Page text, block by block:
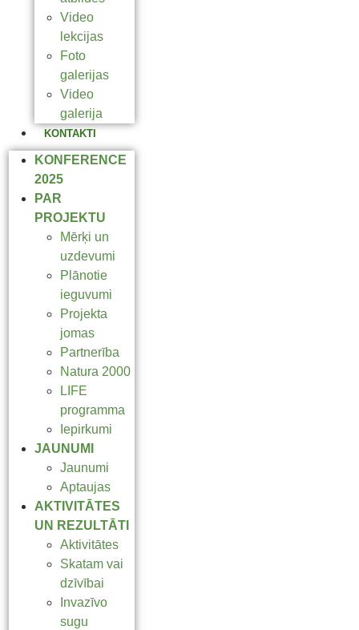
Video
lekcijas
Foto
galerijas
Video
galerija
KONTAKTI
KONFERENCE
2025
PAR
PROJEKTU
Mērķi un
uzdevumi
Plānotie
ieguvumi
Projekta
jomas
Partnerība
Natura 2000
LIFE
programma
Iepirkumi
JAUNUMI
Jaunumi
Aptaujas
AKTIVITĀTES
UN REZULTĀTI
Aktivitātes
Skatam vai
dzīvībai
Invazīvo
sugu